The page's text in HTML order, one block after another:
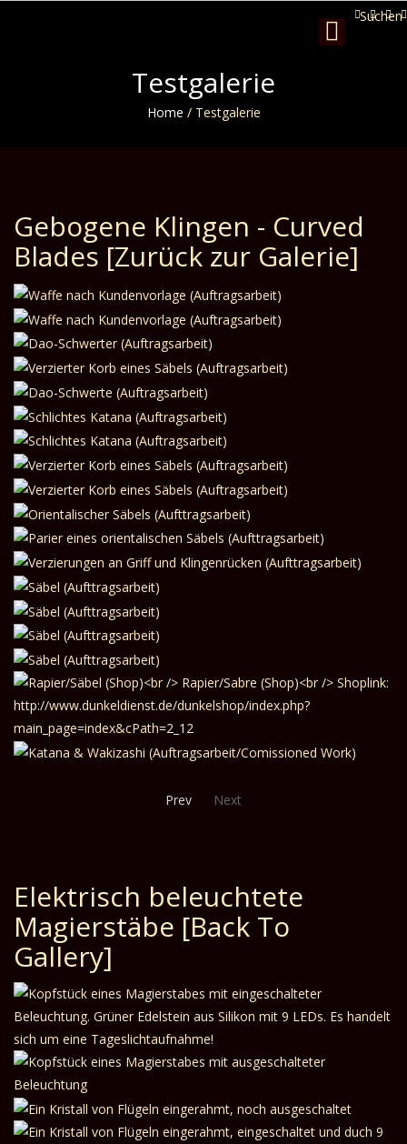
Suchen
Toggle
navigation
Testgalerie
Home / Testgalerie
Gebogene Klingen - Curved
Blades [Zurück zur Galerie]
Prev Next
Elektrisch beleuchtete
Magierstäbe [Back To
Gallery]